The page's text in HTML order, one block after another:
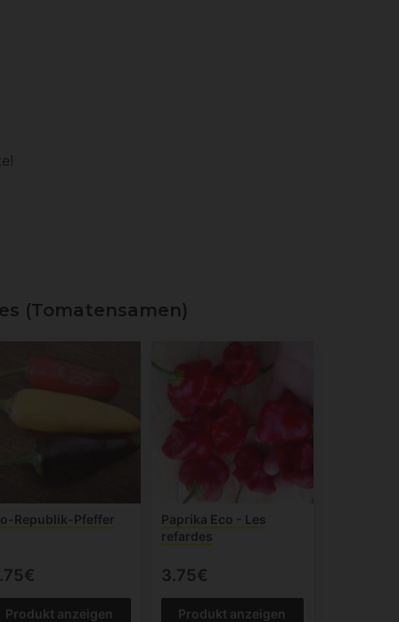
(Tomatensamen)
Republik-Pfeffer
Produkt anzeigen
Paprika Eco - Les
refardes
3.75€
Produkt anzeigen